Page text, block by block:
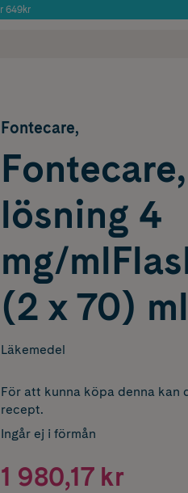
649kr
Fontecare,
lösning 4
mg/
(2 x 70) ml
Läkemedel
För att kunna köpa denna kan
recept.
Ingår ej i förmån
1 980,17 kr